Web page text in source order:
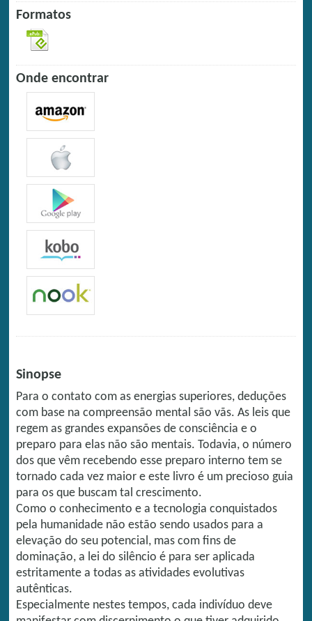
Formatos
Onde encontrar
Sinopse
Para o contato com as energias superiores, deduções
com base na compreensão mental são vãs. As leis que
regem as grandes expansões de consciência e o
preparo para elas não são mentais. Todavia, o número
dos que vêm recebendo esse preparo interno tem se
tornado cada vez maior e este livro é um precioso guia
para os que buscam tal crescimento.
Como o conhecimento e a tecnologia conquistados
pela humanidade não estão sendo usados para a
elevação do seu potencial, mas com fins de
dominação, a lei do silêncio é para ser aplicada
estritamente a todas as atividades evolutivas
autênticas.
Especialmente nestes tempos, cada indivíduo deve